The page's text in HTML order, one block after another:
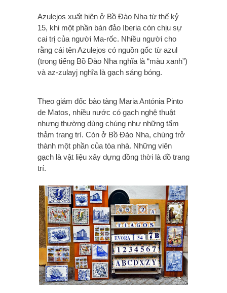
Azulejos xuất hiện ở Bồ Đào Nha từ thế kỷ
15, khi một phần bán đảo Iberia còn chịu sự
cai trị của người Ma-rốc. Nhiều người cho
rằng cái tên Azulejos có nguồn gốc từ azul
(trong tiếng Bồ Đào Nha nghĩa là “màu xanh”)
và az-zulayj nghĩa là gạch sáng bóng.
Theo giám đốc bào tàng Maria Antónia Pinto
de Matos, nhiều nước có gạch nghệ thuật
nhưng thường dùng chúng như những tấm
thảm trang trí. Còn ở Bồ Đào Nha, chúng trở
thành một phần của tòa nhà. Những viên
gạch là vật liệu xây dựng đồng thời là đồ trang
trí.